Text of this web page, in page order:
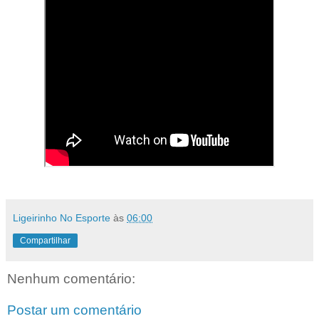
Ligeirinho No Esporte às 06:00
Compartilhar
Nenhum comentário:
Postar um comentário